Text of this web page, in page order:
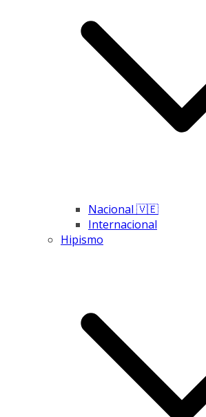
Nacional 🇻🇪
Internacional
Hipismo